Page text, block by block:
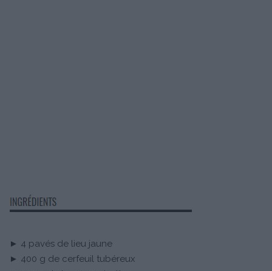
► 4 pavés de lieu jaune
► 400 g de cerfeuil tubéreux